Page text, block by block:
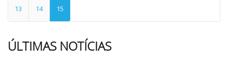
13 14 15
ÚLTIMAS NOTÍCIAS